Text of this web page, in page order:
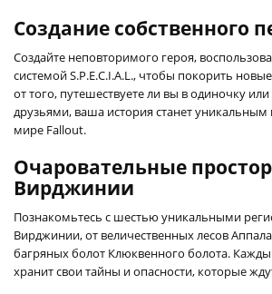
Создание собственного
Создайте неповторимого героя,
системой S.P.E.C.I.A.L., чтобы покорить
от того, путешествуете ли вы в одиночку
друзьями, ваша история станет
мире Fallout.
Очаровательные
Вирджинии
Познакомьтесь с шестью уникальными
Вирджинии, от величественных лесов
багряных болот Клюквенного болота.
хранит свои тайны и опасности, которые